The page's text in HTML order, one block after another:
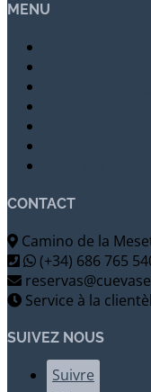
MENU
CONTACT
Camino de la
(+34) 686 765
Service à la
SUIVEZ NOUS
Suivre